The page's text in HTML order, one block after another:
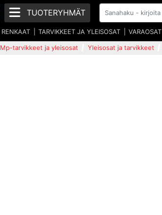
TUOTERYHMÄT
RENKAAT TARVIKKEET JA YLEISOSAT VARAOSAT
Mp-tarvikkeet ja yleisosat Yleisosat ja tarvikkeet